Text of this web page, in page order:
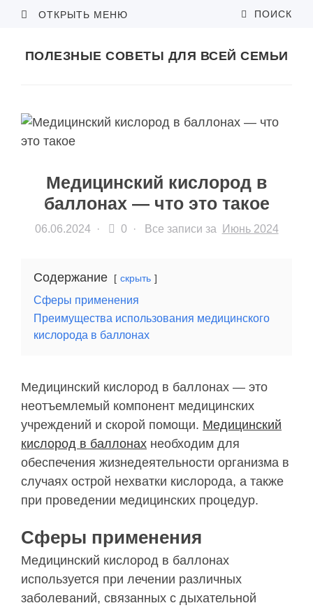
ОТКРЫТЬ МЕНЮ ПОИСК
ПОЛЕЗНЫЕ СОВЕТЫ ДЛЯ ВСЕЙ СЕМЬИ
Медицинский кислород в
баллонах — что это такое
06.06.2024· 0 · Все записи за Июнь 2024
Содержание скрыть
Сферы применения
Преимущества использования медицинского
кислорода в баллонах
Медицинский кислород в баллонах — это
неотъемлемый компонент медицинских
учреждений и скорой помощи. Медицинский
кислород в баллонах необходим для
обеспечения жизнедеятельности организма в
случаях острой нехватки кислорода, а также
при проведении медицинских процедур.
Сферы применения
Медицинский кислород в баллонах
используется при лечении различных
заболеваний, связанных с дыхательной